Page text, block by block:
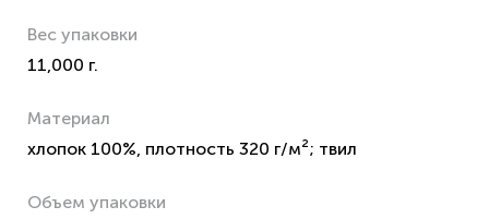
Вес упаковки
11,000 г.
Материал
хлопок 100%, плотность 320 г/м²; твил
Объем упаковки